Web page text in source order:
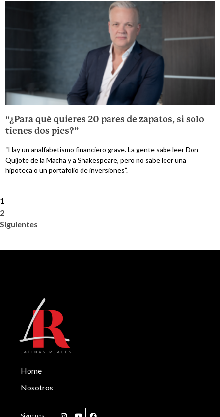
“¿Para qué quieres 20 pares de zapatos, si solo
tienes dos pies?”
“Hay un analfabetismo financiero grave. La gente sabe leer Don
Quijote de la Macha y a Shakespeare, pero no sabe leer una
hipoteca o un portafolio de inversiones”.
1
2
Siguientes
Home
Nosotros